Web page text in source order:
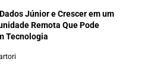
Júnior e Crescer em um
Remota Que Pode
Tecnologia